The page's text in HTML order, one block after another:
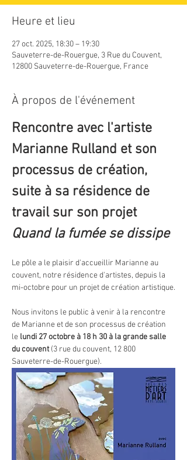
Heure et lieu
27 oct. 2025, 18:30 – 19:30
Sauveterre-de-Rouergue, 3 Rue du Couvent,
12800 Sauveterre-de-Rouergue, France
À propos de l'événement
Rencontre avec l'artiste
Marianne Rulland et son
processus de création,
suite à sa résidence de
travail sur son projet
Quand la fumée se dissipe
Le pôle a le plaisir d'accueillir Marianne au
couvent, notre résidence d'artistes, depuis la
mi-octobre pour un projet de création artistique.
Nous invitons le public à venir à la rencontre
de Marianne et de son processus de création
le lundi 27 octobre à 18 h 30 à la grande salle
du couvent (3 rue du couvent, 12 800
Sauveterre-de-Rouergue).